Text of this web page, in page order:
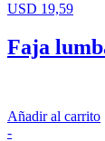
USD 19,59
Faja
Añadir al carrito
-